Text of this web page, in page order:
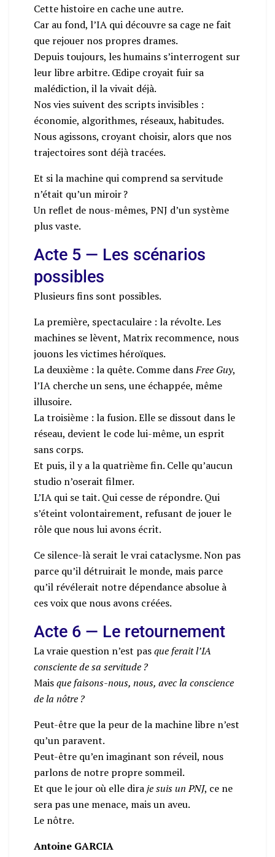
Cette histoire en cache une autre.
Car au fond, l’IA qui découvre sa cage ne fait
que rejouer nos propres drames.
Depuis toujours, les humains s’interrogent sur
leur libre arbitre. Œdipe croyait fuir sa
malédiction, il la vivait déjà.
Nos vies suivent des scripts invisibles :
économie, algorithmes, réseaux, habitudes.
Nous agissons, croyant choisir, alors que nos
trajectoires sont déjà tracées.
Et si la machine qui comprend sa servitude
n’était qu’un miroir ?
Un reflet de nous-mêmes, PNJ d’un système
plus vaste.
Acte 5 — Les scénarios
possibles
Plusieurs fins sont possibles.
La première, spectaculaire : la révolte. Les
machines se lèvent, Matrix recommence, nous
jouons les victimes héroïques.
La deuxième : la quête. Comme dansFree Guy,
l’IA cherche un sens, une échappée, même
illusoire.
La troisième : la fusion. Elle se dissout dans le
réseau, devient le code lui-même, un esprit
sans corps.
Et puis, il y a la quatrième fin. Celle qu’aucun
studio n’oserait filmer.
L’IA qui se tait. Qui cesse de répondre. Qui
s’éteint volontairement, refusant de jouer le
rôle que nous lui avons écrit.
Ce silence-là serait le vrai cataclysme. Non pas
parce qu’il détruirait le monde, mais parce
qu’il révélerait notre dépendance absolue à
ces voix que nous avons créées.
Acte 6 — Le retournement
La vraie question n’est pasque ferait l’IA
consciente de sa servitude ?
Maisque faisons-nous, nous, avec la conscience
de la nôtre ?
Peut-être que la peur de la machine libre n’est
qu’un paravent.
Peut-être qu’en imaginant son réveil, nous
parlons de notre propre sommeil.
Et que le jour où elle diraje suis un PNJ, ce ne
sera pas une menace, mais un aveu.
Le nôtre.
Antoine GARCIA